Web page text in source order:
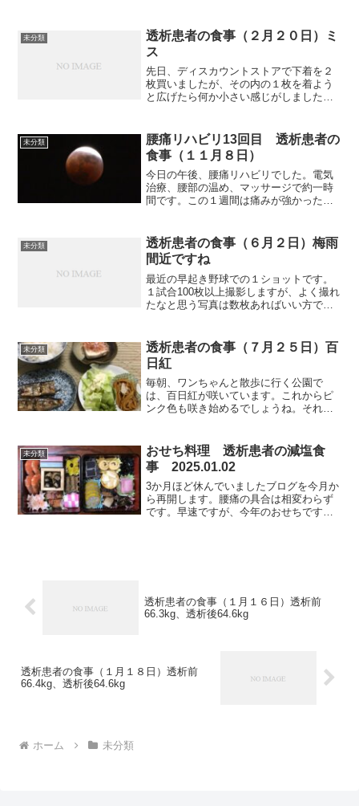
が入りました。幸にも、２チームとも勝
ち進ん...
未分類
透析患者の食事（２月２０日）ミ
ス
先日、ディスカウントストアで下着を２
枚買いましたが、その内の１枚を着よう
と広げたら何か小さい感じがしました。
あります。まさかと思いつつ、シャツに
付いているタグを見たら、...
未分類
腰痛リハビリ13回目 透析患者の
食事（１１月８日）
今日の午後、腰痛リハビリでした。電気
治療、腰部の温め、マッサージで約一時
間です。この１週間は痛みが強かった日
が強くなっています。担当スタッフは、
調子が幾分良かった頃に戻...
未分類
透析患者の食事（６月２日）梅雨
間近ですね
最近の早起き野球での１ショットです。
１試合100枚以上撮影しますが、よく撮れ
たなと思う写真は数枚あればいい方で
代表決定戦です。因みに、早起き野球は
熊本市内の６つの会場で...
未分類
透析患者の食事（７月２５日）百
日紅
毎朝、ワンちゃんと散歩に行く公園で
は、百日紅が咲いています。これからピ
ンク色も咲き始めるでしょうね。それで
悩みますね。冷凍庫の中には変わった食
材は入っていません。その中...
未分類
おせち料理 透析患者の減塩食
事 2025.01.02
3か月ほど休んでいましたブログを今月か
ら再開します。腰痛の具合は相変わらず
です。早速ですが、今年のおせちです。
透析患者の食事（１月１６日）透析前
66.3kg、透析後64.6kg
透析患者の食事（１月１８日）透析前
66.4kg、透析後64.6kg
ホーム 未分類